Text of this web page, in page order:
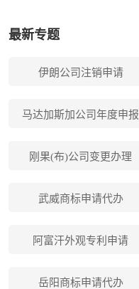
最新专题
伊朗公司注销申请
马达加斯加公司年度申报
刚果(布)公司变更办理
武威商标申请代办
阿富汗外观专利申请
岳阳商标申请代办